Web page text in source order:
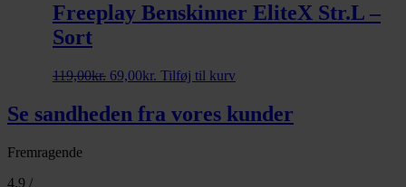
Freeplay Benskinner EliteX Str.L –
Sort
119,00kr. Den
pris
var:
69,00kr. Den
er:
Tilføj til kurv
Se sandheden fra vores kunder
Fremragende
4.9 /